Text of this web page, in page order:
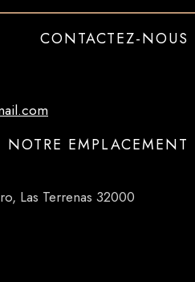
CONTACTEZ-NOUS
NOTRE EMPLACEMENT
Las Terrenas 32000